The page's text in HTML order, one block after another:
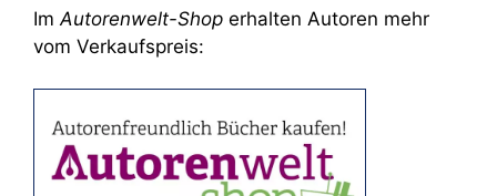
Im Autorenwelt-Shop erhalten Autoren mehr
vom Verkaufspreis: